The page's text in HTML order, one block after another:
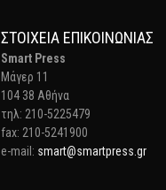
ΣΤΟΙΧΕΊΑ ΕΠΙΚΟΙΝΩΝΊΑΣ
Smart Press
Mάγερ 11
104 38 Αθήνα
τηλ: 210-5225479
fax: 210-5241900
e-mail: smart@smartpress.gr